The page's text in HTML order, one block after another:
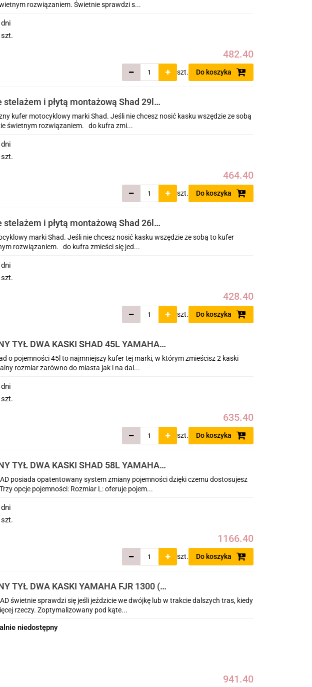
rozwiązaniem. Świetnie sprawdzi s...
482.40
szt. Do koszyka
i płytą montażową Shad 29l
( 01 - 05 )
kufer motocyklowy marki Shad. Jeśli nie chcesz nosić kasku wszędzie ze sobą
świetnym rozwiązaniem. do kufra zmi...
464.40
szt. Do koszyka
i płytą montażową Shad 26l
( 01 - 05 )marki Shad. Jeśli nie chcesz nosić kasku wszędzie ze sobą to kufer
rozwiązaniem. do kufra zmieści się jed...
428.40
szt. Do koszyka
TYŁ DWA KASKI SHAD 45L YAMAHA
) o pojemności 45l to najmniejszy kufer tej marki, w którym zmieścisz 2 kaski
rozmiar zarówno do miasta jak i na dal...
635.40
szt. Do koszyka
TYŁ DWA KASKI SHAD 58L YAMAHA
)
posiada opatentowany system zmiany pojemności dzięki czemu dostosujesz
opcje pojemności: Rozmiar L: oferuje pojem...
1166.40
szt. Do koszyka
TYŁ DWA KASKI YAMAHA FJR 1300 (
świetnie sprawdzi się jeśli jeździcie we dwójkę lub w trakcie dalszych tras, kiedy
rzeczy. Zoptymalizowany pod kąte...
niedostępny
941.40